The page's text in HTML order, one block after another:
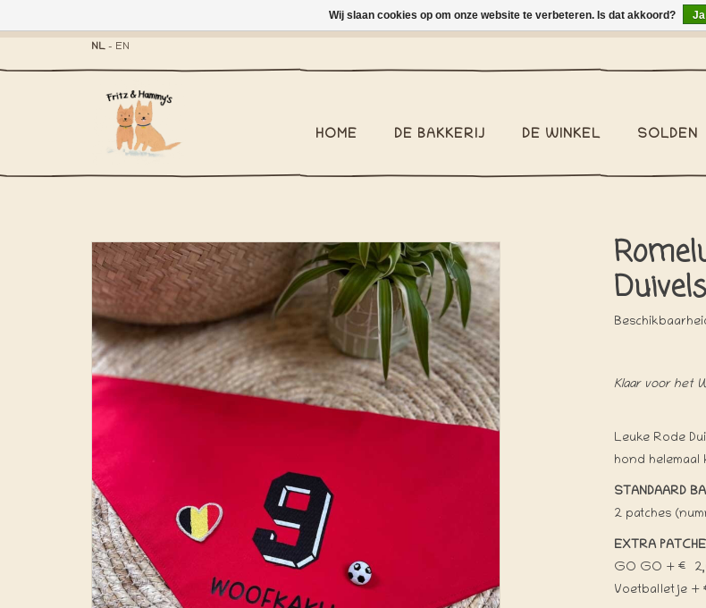
NL - EN
HOME DE BAKKERIJ DE WINKEL SOLDEN
Klaar voor het
Leuke Rode
hond helemaal
STANDAARD
2 patches
EXTRA
GO GO + €
Voetballetje +
Wij slaan cookies op om onze website te verbeteren. Is dat akkoord? Ja
- Brievenbus-zending binnen België €2,95 - Pakketzending binnen